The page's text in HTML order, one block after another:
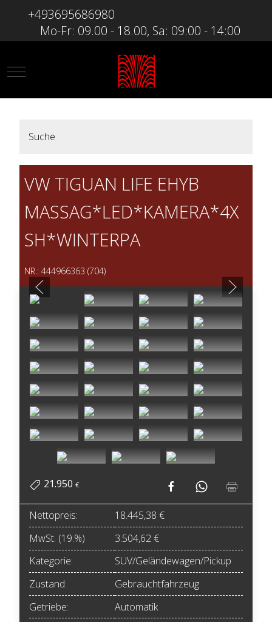
+493695686980
Mo-Fr: 09.00 - 18.00, Sa: 09:00 - 14:00
Mobile Menu Toggle
Suche
VW TIGUAN LIFE EHYB
MASSAG*LED*KAMERA*4X
SH*WINTERPA
NR.: 444966363 (704)
21.950 €
Nettopreis:
18.445,38 €
MwSt. (19.%)
3.504,62 €
Kategorie:
SUV/Geländewagen/Pickup
Zustand:
Gebrauchtfahrzeug
Getriebe:
Automatik